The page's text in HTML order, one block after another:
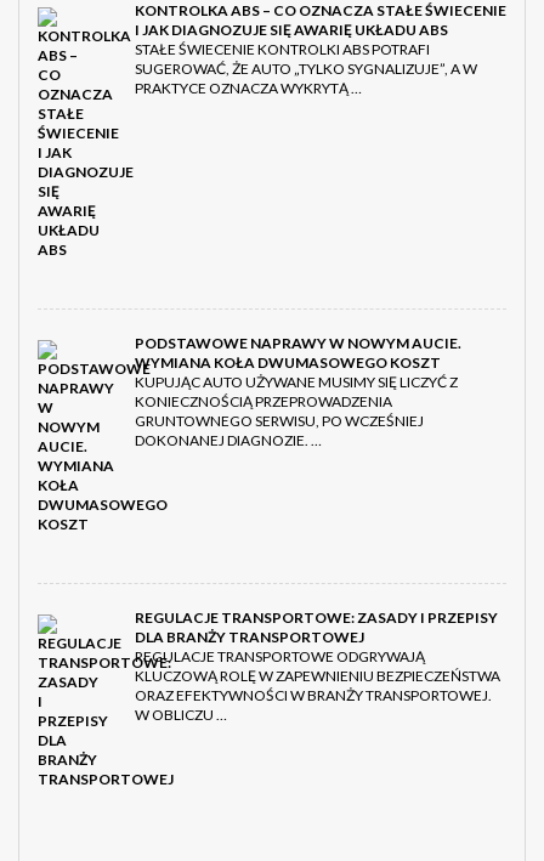
KONTROLKA ABS – CO OZNACZA STAŁE ŚWIECENIE
I JAK DIAGNOZUJE SIĘ AWARIĘ UKŁADU ABS
STAŁE ŚWIECENIE KONTROLKI ABS POTRAFI
SUGEROWAĆ, ŻE AUTO „TYLKO SYGNALIZUJE”, A W
PRAKTYCE OZNACZA WYKRYTĄ …
PODSTAWOWE NAPRAWY W NOWYM AUCIE.
WYMIANA KOŁA DWUMASOWEGO KOSZT
KUPUJĄC AUTO UŻYWANE MUSIMY SIĘ LICZYĆ Z
KONIECZNOŚCIĄ PRZEPROWADZENIA
GRUNTOWNEGO SERWISU, PO WCZEŚNIEJ
DOKONANEJ DIAGNOZIE. …
REGULACJE TRANSPORTOWE: ZASADY I PRZEPISY
DLA BRANŻY TRANSPORTOWEJ
REGULACJE TRANSPORTOWE ODGRYWAJĄ
KLUCZOWĄ ROLĘ W ZAPEWNIENIU BEZPIECZEŃSTWA
ORAZ EFEKTYWNOŚCI W BRANŻY TRANSPORTOWEJ.
W OBLICZU …